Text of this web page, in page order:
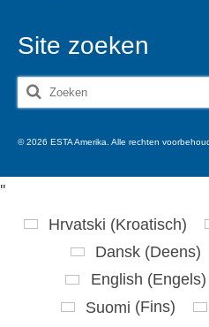
Site zoeken
Zoeken
naar:
© 2026 ESTA Amerika. Alle rechten
''
Hrvatski (Kroatisch)
Dansk (Deens)
English (Engels)
Suomi (Fins)